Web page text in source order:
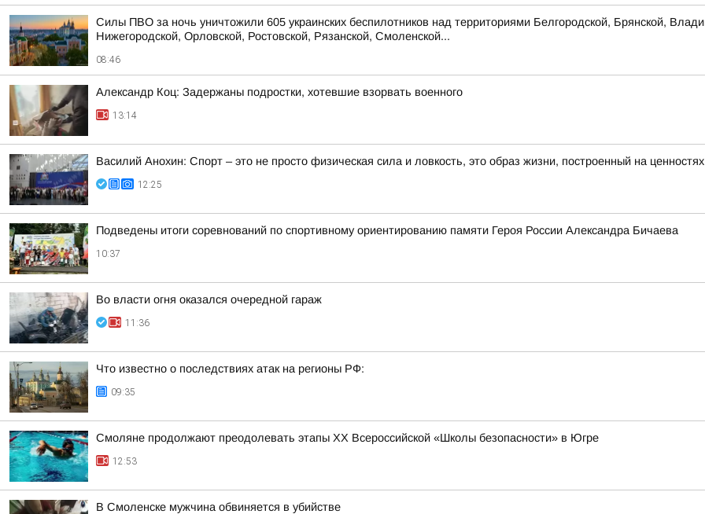
Силы ПВО за ночь уничтожили 605 украинских беспилотников над территориями Белгородской, Брянской,
Нижегородской, Орловской, Ростовской, Рязанской, Смоленской...
08:46
Александр Коц: Задержаны подростки, хотевшие взорвать военного
13:14
Василий Анохин: Спорт – это не просто физическая сила и ловкость, это образ жизни, построенный на
12:25
Подведены итоги соревнований по спортивному ориентированию памяти Героя России Александра Бичаева
10:37
Во власти огня оказался очередной гараж
11:36
Что известно о последствиях атак на регионы РФ:
09:35
Смоляне продолжают преодолевать этапы XX Всероссийской «Школы безопасности» в Югре
12:53
В Смоленске мужчина обвиняется в убийстве